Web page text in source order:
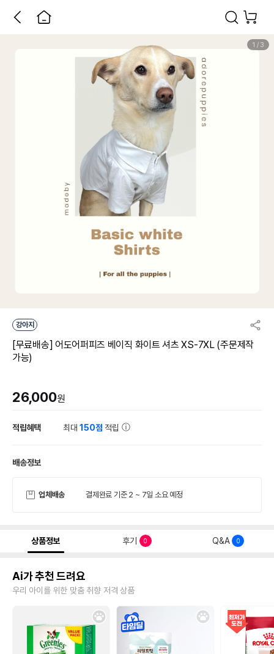
1 / 3
강아지
[무료배송] 어도어퍼피즈 베이직 화이트 셔츠 XS-7XL (주문제작
가능)
26,000원
적립혜택 최대150점 적립
배송정보
업체배송 결제완료 기준 2 ~ 7일 소요 예정
상품정보 후기 0 Q&A 0
Ai가 추천 드려요
우리 아이를 위한 맞춤 취향 저격 상품